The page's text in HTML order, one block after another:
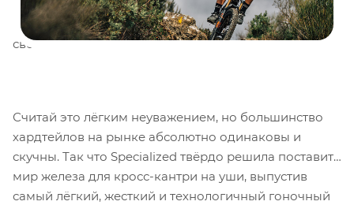
Мира, трейловыми и даунхильными велосипедами.
Ты всегда сможешь найти идеальный вариант для
своего стиля катания.
Считай это лёгким неуважением, но большинство
хардтейлов на рынке абсолютно одинаковы и
скучны. Так что Specialized твёрдо решила поставить
мир железа для кросс-кантри на уши, выпустив
самый лёгкий, жесткий и технологичный гоночный